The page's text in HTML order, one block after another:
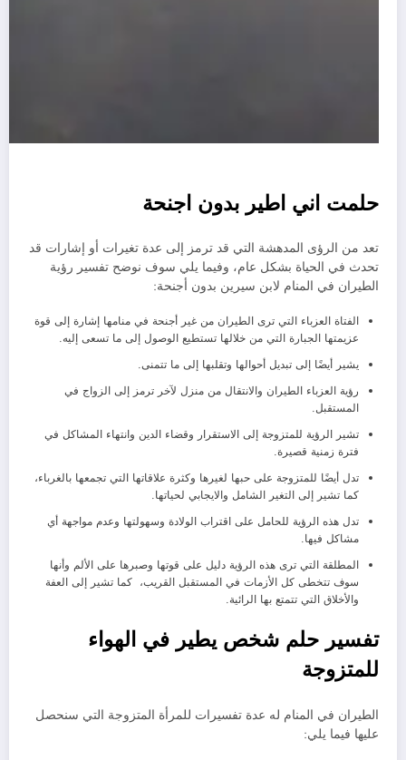
حلمت اني اطير بدون اجنحة
تعد من الرؤى المدهشة التي قد ترمز إلى عدة تغيرات أو إشارات قد
تحدث في الحياة بشكل عام، وفيما يلي سوف نوضح تفسير رؤية
الطيران في المنام لابن سيرين بدون أجنحة:
الفتاة العزباء التي ترى الطيران من غير أجنحة في منامها إشارة إلى قوة
عزيمتها الجبارة التي من خلالها تستطيع الوصول إلى ما تسعى إليه.
يشير أيضًا إلى تبديل أحوالها وتقلبها إلى ما تتمنى.
رؤية العزباء الطيران والانتقال من منزل لآخر ترمز إلى الزواج في
المستقبل.
تشير الرؤية للمتزوجة إلى الاستقرار وقضاء الدين وانتهاء المشاكل في
فترة زمنية قصيرة.
تدل أيضًا للمتزوجة على حبها لغيرها وكثرة علاقاتها التي تجمعها بالغرباء،
كما تشير إلى التغير الشامل والايجابي لحياتها.
تدل هذه الرؤية للحامل على اقتراب الولادة وسهولتها وعدم مواجهة أي
مشاكل فيها.
المطلقة التي ترى هذه الرؤية دليل على قوتها وصبرها على الألم وأنها
سوف تتخطى كل الأزمات في المستقبل القريب، كما تشير إلى العفة
والأخلاق التي تتمتع بها الرائية.
تفسير حلم شخص يطير في الهواء
للمتزوجة
الطيران في المنام له عدة تفسيرات للمرأة المتزوجة التي سنحصل
عليها فيما يلي: